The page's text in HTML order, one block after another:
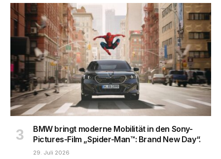
BMW bringt moderne Mobilität in den Sony-
Pictures-Film „Spider-Man™: Brand New Day“.
29. Juli 2026